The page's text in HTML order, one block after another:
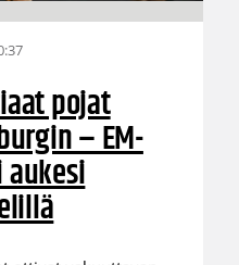
pojat
– EM-